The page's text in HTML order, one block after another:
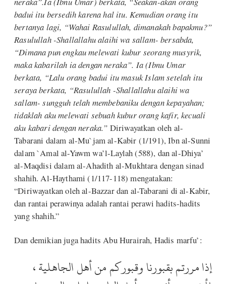
badui itu bersedih karena hal itu. Kemudian orang itu
bertanya lagi, “Wahai Rasulullah, dimanakah bapakmu?”
Rasulullah -Shallallahu alaihi wa sallam- bersabda,
“Dimana pun engkau melewati kubur seorang musyrik,
maka kabarilah ia dengan neraka”. Ia (Ibnu Umar
berkata, “Lalu orang badui itu masuk Islam setelah itu
seraya berkata, “Rasulullah -Shallallahu alaihi wa
sallam- sungguh telah membebaniku dengan kepayahan;
tidaklah aku melewati sebuah kubur orang kafir, kecuali
aku kabari dengan neraka.” Diriwayatkan oleh al-
Tabarani dalam al-Mu`jam al-Kabir (1/191), Ibn al-Sunni
dalam `Amal al-Yawm wa’l-Laylah (588), dan al-Dhiya’
al-Maqdisi dalam al-Ahadith al-Mukhtara dengan sinad
shahih. Al-Haythami (1/117-118) mengatakan:
“Diriwayatkan oleh al-Bazzar dan al-Tabarani di al-Kabir,
dan rantai perawinya adalah rantai perawi hadits-hadits
yang shahih.”
Dan demikian juga hadits Abu Hurairah, Hadis marfu’:
إذا مررتم بقبورنا وقبوركم من أهل الجاهلية ،